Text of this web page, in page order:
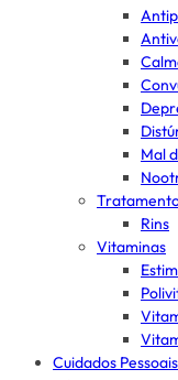
Mal
Rins
Vitaminas
Cuidados Pessoais